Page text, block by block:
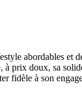
abordables et
doux, sa
fidèle à son